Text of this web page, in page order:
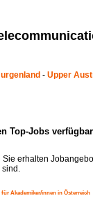
- Upper
Top-Jobs
erhalten
Akademiker/innen in Österreich